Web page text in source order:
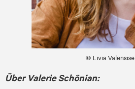
© Livia Valensise
Über Valerie Schönian: